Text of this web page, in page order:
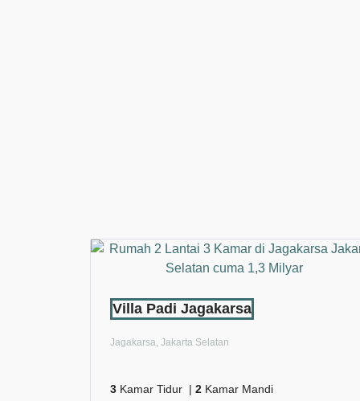
Villa Padi Jagakarsa
Jagakarsa, Jakarta Selatan
3 Kamar Tidur | 2 Kamar Mandi